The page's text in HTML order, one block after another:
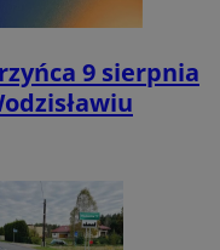
9 sierpnia